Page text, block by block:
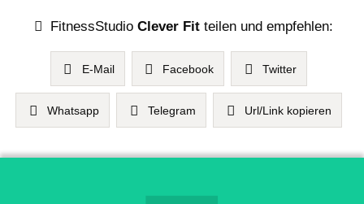
FitnessStudio Clever Fitteilen und empfehlen:
E-Mail Facebook Twitter
Whatsapp Telegram Url/Link kopieren